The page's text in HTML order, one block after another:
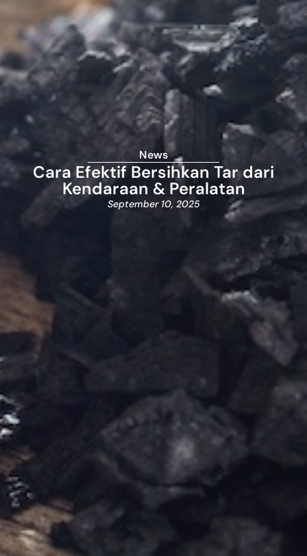
News
Cara Efektif Bersihkan Tar dari
Kendaraan & Peralatan
September 10, 2025